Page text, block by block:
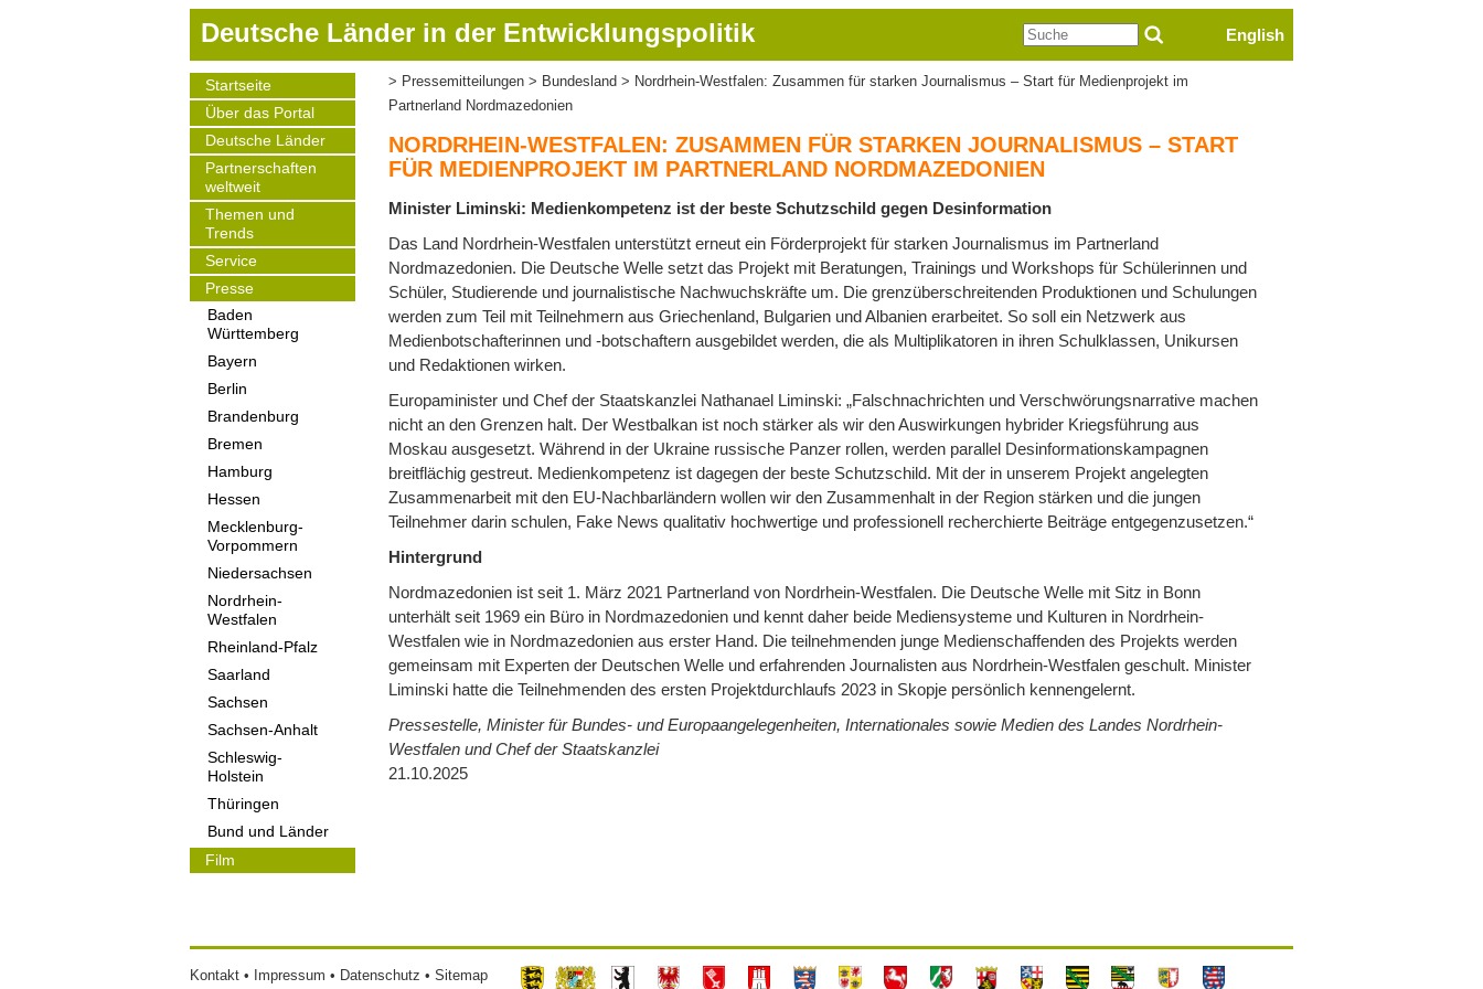
Deutsche Länder in der Entwicklungspolitik English
Suche
Main
navigation
Startseite
Über das Portal
Deutsche Länder
Partnerschaften
weltweit
Themen und
Trends
Service
Presse
Baden
Württemberg
Bayern
Berlin
Brandenburg
Bremen
Hamburg
Hessen
Mecklenburg-
Vorpommern
Niedersachsen
Nordrhein-
Westfalen
Rheinland-Pfalz
Saarland
Sachsen
Sachsen-Anhalt
Schleswig-
Holstein
Thüringen
Bund und Länder
Film
Pfadnavigation
Pressemitteilungen Bundesland
Nordrhein-Westfalen: Zusammen für starken Journalismus – Start für Medienprojekt im
Partnerland Nordmazedonien
NORDRHEIN-WESTFALEN: ZUSAMMEN FÜR STARKEN JOURNALISMUS – START
FÜR MEDIENPROJEKT IM PARTNERLAND NORDMAZEDONIEN
Minister Liminski: Medienkompetenz ist der beste Schutzschild gegen Desinformation
Das Land Nordrhein-Westfalen unterstützt erneut ein Förderprojekt für starken Journalismus im Partnerland
Nordmazedonien. Die Deutsche Welle setzt das Projekt mit Beratungen, Trainings und Workshops für Schülerinnen und
Schüler, Studierende und journalistische Nachwuchskräfte um. Die grenzüberschreitenden Produktionen und Schulungen
werden zum Teil mit Teilnehmern aus Griechenland, Bulgarien und Albanien erarbeitet. So soll ein Netzwerk aus
Medienbotschafterinnen und -botschaftern ausgebildet werden, die als Multiplikatoren in ihren Schulklassen, Unikursen
und Redaktionen wirken.
Europaminister und Chef der Staatskanzlei Nathanael Liminski: „Falschnachrichten und Verschwörungsnarrative machen
nicht an den Grenzen halt. Der Westbalkan ist noch stärker als wir den Auswirkungen hybrider Kriegsführung aus
Moskau ausgesetzt. Während in der Ukraine russische Panzer rollen, werden parallel Desinformationskampagnen
breitflächig gestreut. Medienkompetenz ist dagegen der beste Schutzschild. Mit der in unserem Projekt angelegten
Zusammenarbeit mit den EU-Nachbarländern wollen wir den Zusammenhalt in der Region stärken und die jungen
Teilnehmer darin schulen, Fake News qualitativ hochwertige und professionell recherchierte Beiträge entgegenzusetzen.“
Hintergrund
Nordmazedonien ist seit 1. März 2021 Partnerland von Nordrhein-Westfalen. Die Deutsche Welle mit Sitz in Bonn
unterhält seit 1969 ein Büro in Nordmazedonien und kennt daher beide Mediensysteme und Kulturen in Nordrhein-
Westfalen wie in Nordmazedonien aus erster Hand. Die teilnehmenden junge Medienschaffenden des Projekts werden
gemeinsam mit Experten der Deutschen Welle und erfahrenden Journalisten aus Nordrhein-Westfalen geschult. Minister
Liminski hatte die Teilnehmenden des ersten Projektdurchlaufs 2023 in Skopje persönlich kennengelernt.
Pressestelle, Minister für Bundes- und Europaangelegenheiten, Internationales sowie Medien des Landes Nordrhein-
Westfalen und Chef der Staatskanzlei
21.10.2025
Footer
Kontakt Impressum Datenschutz Sitemap